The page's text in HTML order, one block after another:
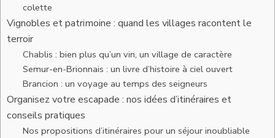
colette
Vignobles et patrimoine : quand les villages racontent le
terroir
Chablis : bien plus qu’un vin, un village de caractère
Semur-en-Brionnais : un livre d’histoire à ciel ouvert
Brancion : un voyage au temps des seigneurs
Organisez votre escapade : nos idées d’itinéraires et
conseils pratiques
Nos propositions d’itinéraires pour un séjour inoubliable